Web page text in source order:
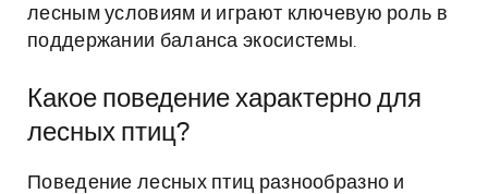
лесным условиям и играют ключевую роль в
поддержании баланса экосистемы.
Какое поведение характерно для
лесных птиц?
Поведение лесных птиц разнообразно и